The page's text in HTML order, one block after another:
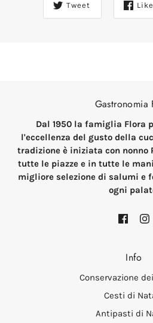
Tweet Like
Gastronomia
Dal 1950 la famiglia Flora
l'eccellenza del gusto della
tradizione è iniziata con nonno
tutte le piazze e in tutte le
migliore selezione di salumi e
ogni
Info
Conservazione
Cesti di
Antipasti di